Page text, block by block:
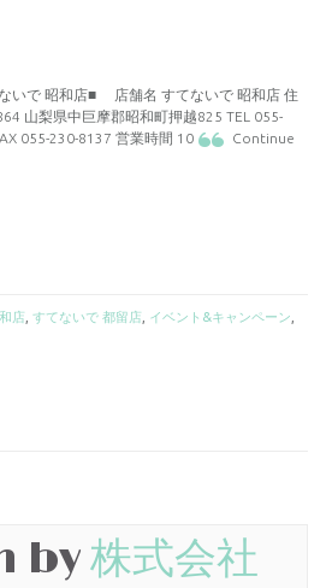
いで 昭和店■ 店舗名 すてないで 昭和店 住
山梨県中巨摩郡昭和町押越825 TEL 055-
055-230-8137 営業時間 10
Continue
店 すてないで 都留店 イベント&キャンペーン
by株式会社